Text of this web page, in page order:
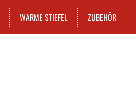
WARME STIEFEL ZUBEHÖR